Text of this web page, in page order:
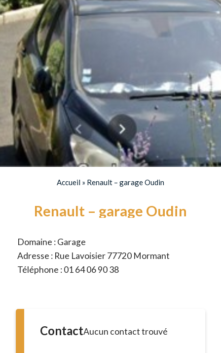
Accueil» Renault – garage Oudin
Renault – garage Oudin
Domaine : Garage
Adresse : Rue Lavoisier 77720 Mormant
Téléphone : 01 64 06 90 38
ContactAucun contact trouvé